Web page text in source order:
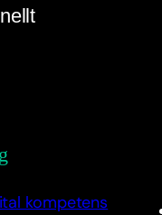
kompetens